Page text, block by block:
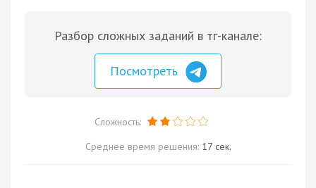
Разбор сложных заданий в тг-канале:
Посмотреть
Сложность:
Среднее время решения: 17 сек.